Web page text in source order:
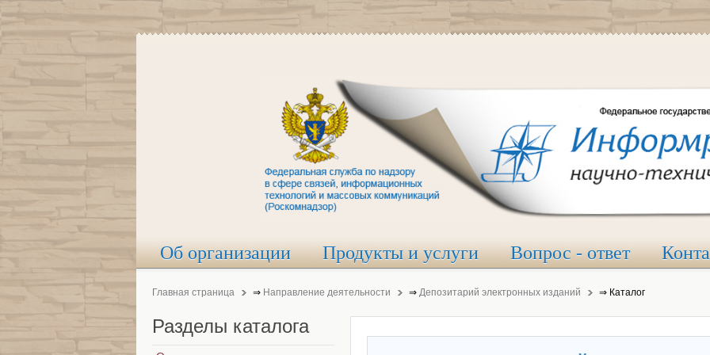
Об организации Продукты и услуги Вопрос - ответ
Главная страница ⇒ Направление деятельности ⇒ Депозитарий электронных изданий ⇒ Каталог
Разделы каталога